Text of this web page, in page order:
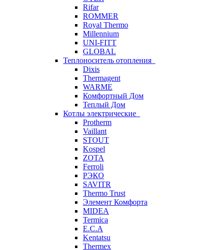
Rifar
ROMMER
Royal Thermo
Millennium
UNI-FITT
GLOBAL
Теплоноситель отопления
Dixis
Thermagent
WARME
Комфортный Дом
Теплый Дом
Котлы электрические
Protherm
Vaillant
STOUT
Kospel
ZOTA
Ferroli
РЭКО
SAVITR
Thermo Trust
Элемент Комфорта
MIDEA
Termica
E.C.A
Kentatsu
Thermex